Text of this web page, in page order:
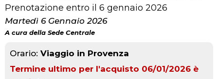
Prenotazione entro il 6 gennaio 2026
Martedì 6 Gennaio 2026
A cura della Sede Centrale
Orario: Viaggio in Provenza
Termine ultimo per l'acquisto 06/01/2026 è